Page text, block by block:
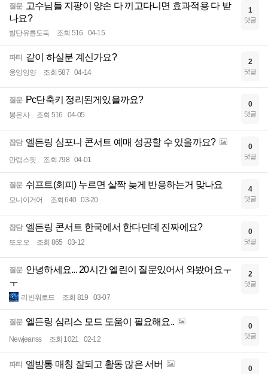
질문 고수님들 지팡이 양손 다 끼고다니면 효과적용 다 받
나요?
발탄유륜도둑 조회 516 04-15
1
댓글
파티 같이 하실분 계신가요?
웅잉잉양 조회 587 04-14
2
댓글
질문 Pc단축키 정리된게있을까요?
봉은사 조회 516 04-05
0
댓글
잡담 엘든링 심포니 콘서트 예매 성공할 수 있을까요?
만렙스핏 조회 798 04-01
0
댓글
질문 쉬프트(회피) 누르면 살짝 늦게 반응하는거 맞나요
모니이거어 조회 640 03-20
4
댓글
잡담 엘든링 콘서트 한국에서 한다던데 진짜에요?
또오오 조회 865 03-12
0
댓글
질문 안녕하세요... 20시간 엘린이 질문있어서 와봤어요ㅜ
ㅜ
리반워로드 조회 819 03-07
2
댓글
질문 엘든링 심리스 모드 도움이 필요해요..
Newjeanss 조회 1021 02-12
0
댓글
파티 엘밤통 매칭 잘되고 활동 많은 서버 0